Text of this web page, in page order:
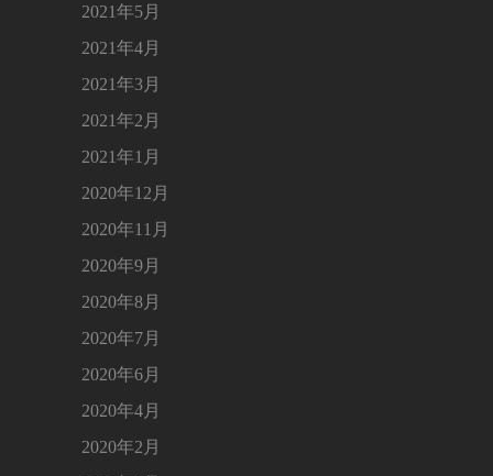
2021年5月
2021年4月
2021年3月
2021年2月
2021年1月
2020年12月
2020年11月
2020年9月
2020年8月
2020年7月
2020年6月
2020年4月
2020年2月